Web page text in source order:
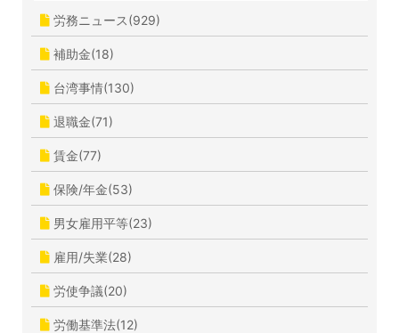
労務ニュース(929)
補助金(18)
台湾事情(130)
退職金(71)
賃金(77)
保険/年金(53)
男女雇用平等(23)
雇用/失業(28)
労使争議(20)
労働基準法(12)